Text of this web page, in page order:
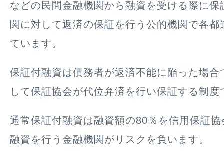
などの民間金融機関から融資を受ける際に保
関に対して返済の保証を行う公的機関で各
ています。
保証付融資は債務者が返済不能に陥った場合
して保証協会が代位弁済を行い保証する制度
通常保証付融資は融資額の80％を信用保証
融資を行う金融機関がリスクを負います。